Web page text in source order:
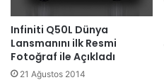
Infiniti Q50L Dünya
Lansmanını ilk Resmi
Fotoğraf ile Açıkladı
21 Ağustos 2014